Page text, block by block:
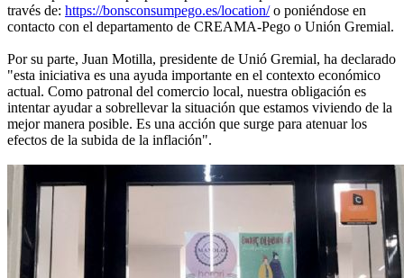
través de: https://bonsconsumpego.es/location/o poniéndose en
contacto con el departamento de CREAMA-Pego o Unión Gremial.
Por su parte, Juan Motilla, presidente de Unió Gremial, ha declarado
"esta iniciativa es una ayuda importante en el contexto económico
actual. Como patronal del comercio local, nuestra obligación es
intentar ayudar a sobrellevar la situación que estamos viviendo de la
mejor manera posible. Es una acción que surge para atenuar los
efectos de la subida de la inflación".